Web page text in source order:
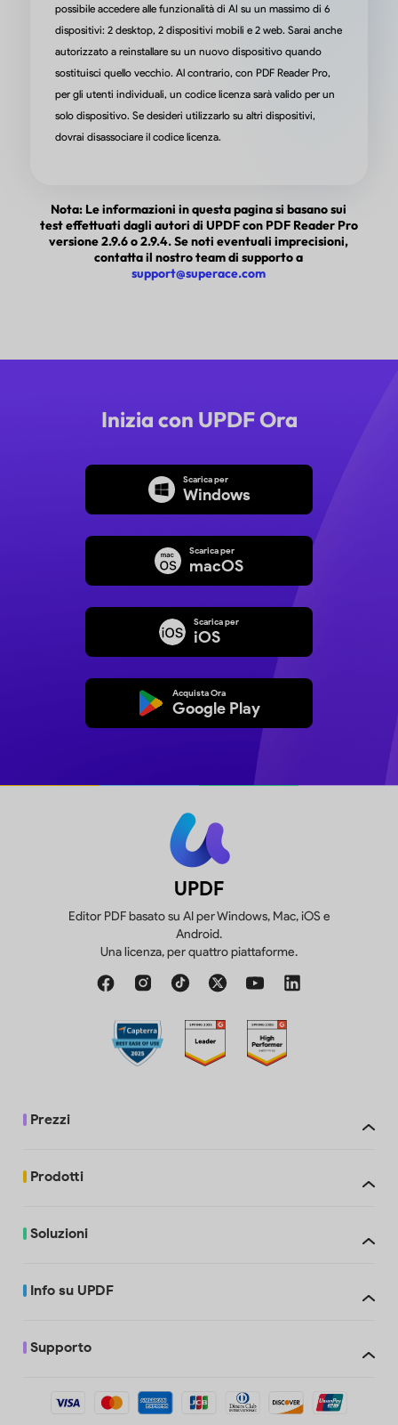
possibile accedere alle funzionalità di AI su un massimo di 6
dispositivi: 2 desktop, 2 dispositivi mobili e 2 web. Sarai anche
autorizzato a reinstallare su un nuovo dispositivo quando
sostituisci quello vecchio. Al contrario, con PDF Reader Pro,
per gli utenti individuali, un codice licenza sarà valido per un
solo dispositivo. Se desideri utilizzarlo su altri dispositivi,
dovrai disassociare il codice licenza.
Nota: Le informazioni in questa pagina si basano sui
test effettuati dagli autori di UPDF con PDF Reader Pro
versione 2.9.6 o 2.9.4. Se noti eventuali imprecisioni,
contatta il nostro team di supporto a
support@superace.com
Inizia con UPDF Ora
Scarica per
Windows
Scarica per
macOS
Scarica per
iOS
Acquista Ora
Google Play
UPDF
Editor PDF basato su AI per Windows, Mac, iOS e
Android.
Una licenza, per quattro piattaforme.
Prezzi
Prodotti
Soluzioni
Info su UPDF
Supporto